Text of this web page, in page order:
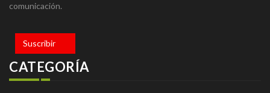
comunicación.
Suscribir
CATEGORÍA